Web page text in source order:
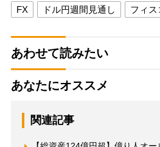
FX ドル円週間見通し フィス
あわせて読みたい
あなたにオススメ
関連記事